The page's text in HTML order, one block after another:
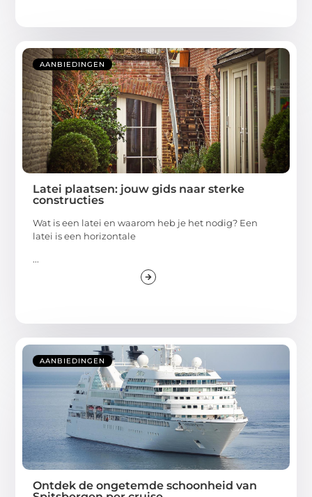
AANBIEDINGEN
Latei plaatsen: jouw gids naar sterke
constructies
Wat is een latei en waarom heb je het nodig? Een
latei is een horizontale
...
AANBIEDINGEN
Ontdek de ongetemde schoonheid van